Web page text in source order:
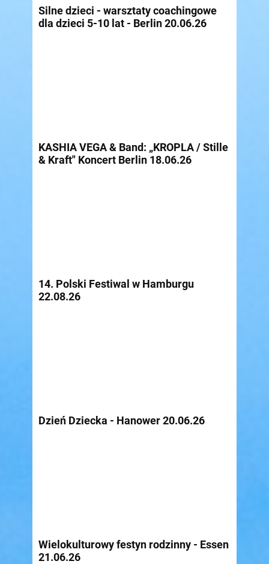
Silne dzieci - warsztaty coachingowe
dla dzieci 5-10 lat - Berlin 20.06.26
KASHIA VEGA & Band: „KROPLA / Stille
& Kraft" Koncert Berlin 18.06.26
14. Polski Festiwal w Hamburgu
22.08.26
Dzień Dziecka - Hanower 20.06.26
Wielokulturowy festyn rodzinny - Essen
21.06.26